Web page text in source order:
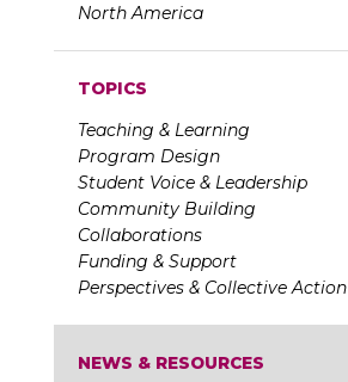
North America
TOPICS
Teaching & Learning
Program Design
Student Voice & Leadership
Community Building
Collaborations
Funding & Support
Perspectives & Collective Action
NEWS & RESOURCES